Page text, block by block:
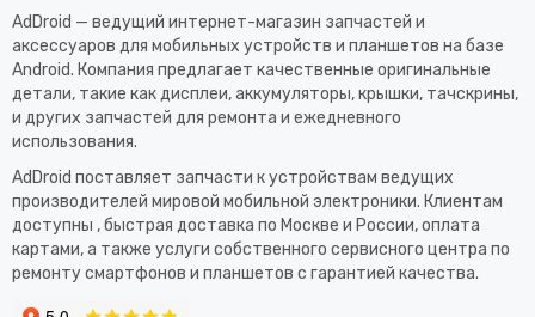
AdDroid — ведущий интернет-магазин запчастей и
аксессуаров для мобильных устройств и планшетов на базе
Android. Компания предлагает качественные оригинальные
детали, такие как дисплеи, аккумуляторы, крышки, тачскрины,
и других запчастей для ремонта и ежедневного
использования.​
AdDroid поставляет запчасти к устройствам ведущих
производителей мировой мобильной электроники. Клиентам
доступны , быстрая доставка по Москве и России, оплата
картами, а также услуги собственного сервисного центра по
ремонту смартфонов и планшетов с гарантией качества.